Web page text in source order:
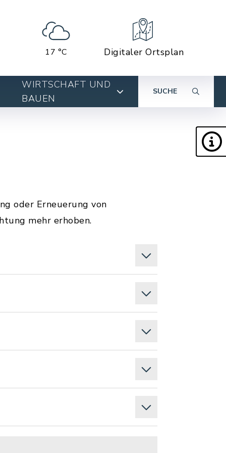
17 °C Digitaler Ortsplan
WIRTSCHAFT UND
BAUEN
SUCHE
oder Erneuerung von
mehr erhoben.